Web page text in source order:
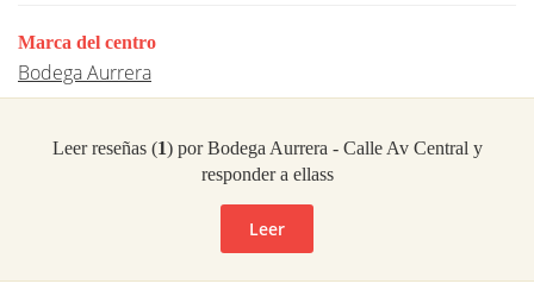
Marca del centro
Bodega Aurrera
Leer reseñas (1) por Bodega Aurrera - Calle Av Central y
responder a ellass
Leer